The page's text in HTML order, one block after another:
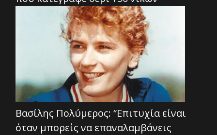
Βασίλης Πολύμερος: “Επιτυχία είναι
όταν μπορείς να επαναλαμβάνεις